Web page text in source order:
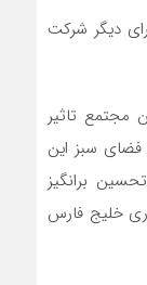
دیگر شرکت
مجتمع تاثیر
سبز این
برانگیز
خلیج فارس